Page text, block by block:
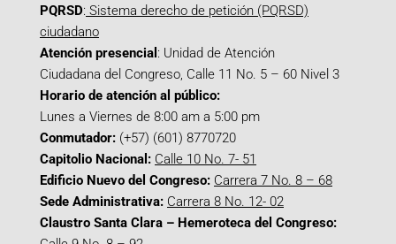
PQRSD: Sistema derecho de petición (PQRSD)
ciudadano
Atención presencial : Unidad de Atención
Ciudadana del Congreso, Calle 11 No. 5 – 60 Nivel 3
Horario de atención al público:
Lunes a Viernes de 8:00 am a 5:00 pm
Conmutador: (+57) (601) 8770720
Capitolio Nacional: Calle 10 No. 7- 51
Edificio Nuevo del Congreso: Carrera 7 No. 8 – 68
Sede Administrativa: Carrera 8 No. 12- 02
Claustro Santa Clara – Hemeroteca del Congreso: